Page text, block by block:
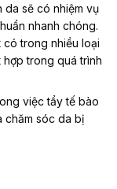
sẽ có nhiệm vụ
nhanh chóng.
trong nhiều loại
trong quá trình
việc tẩy tế bào
chăm sóc da bị